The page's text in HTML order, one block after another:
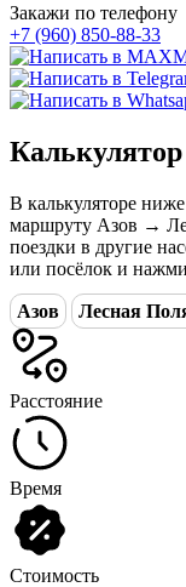
Закажи по телефону
+7 (960) 850-88-33
В калькуляторе
маршруту Азов →
поездки в другие
или посёлок и
Азов Лесная
Расстояние
Время
Стоимость